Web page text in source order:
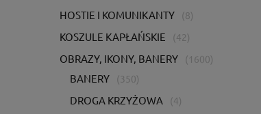
HOSTIE I KOMUNIKANTY (8)
KOSZULE KAPŁAŃSKIE (42)
OBRAZY, IKONY, BANERY (1600)
BANERY (350)
DROGA KRZYŻOWA (4)